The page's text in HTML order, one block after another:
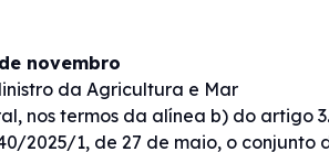
novembro
da Agricultura e Mar
nos termos da alínea b) do artigo
2025/1, de 27 de maio, o